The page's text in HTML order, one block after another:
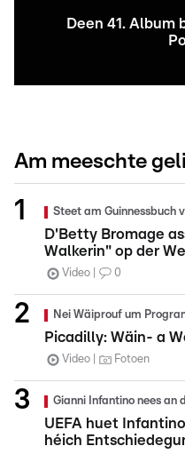
Deen 41. Album
Am meeschte
Steet am Guinnessbuch
D'Betty Bromage
Walkerin" op der
Video 0
Nei Wäiprouf um
Picadilly: Wäin- a
Video Fotoen
Gianni Infantino nees an
UEFA huet
héich